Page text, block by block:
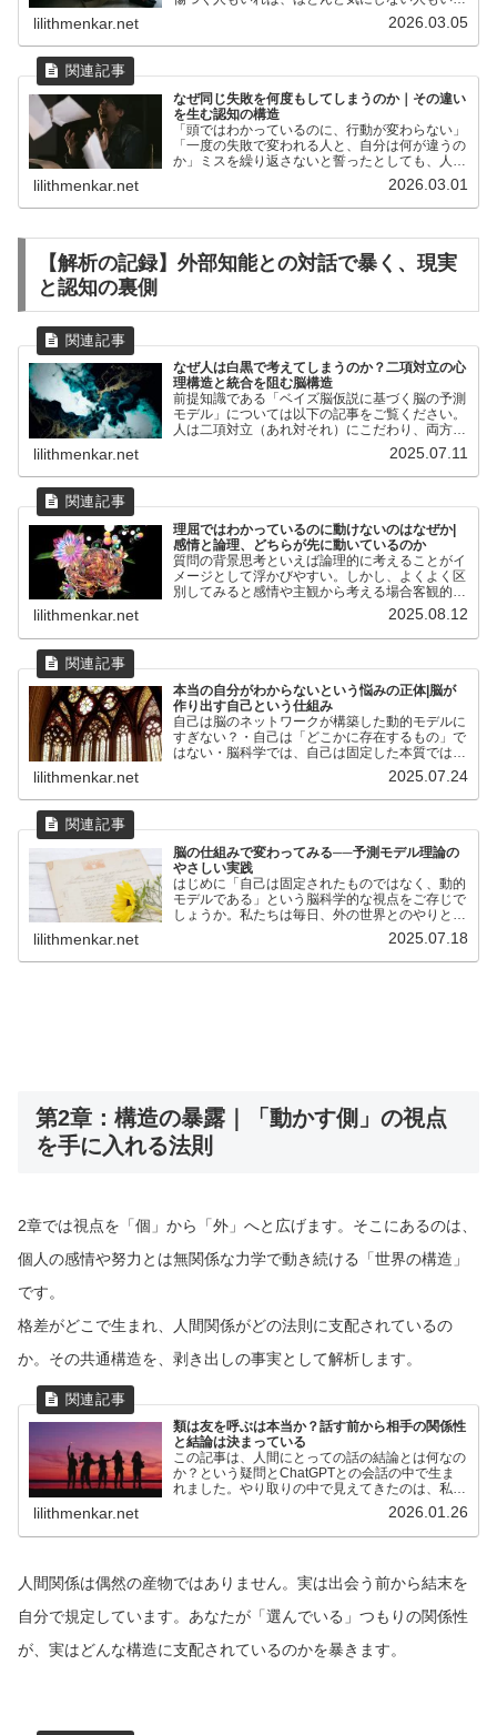
す。例えば、上司に少し強い口調で注意されたと
き、ある人は「自分はダメな人間だ」と何日も落
ち込んでしまいます。...
lilithmenkar.net 2026.03.05
なぜ同じ失敗を何度もしてしまうのか｜その違い
を生む認知の構造
「頭ではわかっているのに、行動が変わらない」
「一度の失敗で変われる人と、自分は何が違うの
か」ミスを繰り返さないと誓ったとしても、人は
なぜ同じパターンに戻ってしまうのでしょうか？
lilithmenkar.net 2026.03.01
【解析の記録】外部知能との対話で暴く、現実
と認知の裏側
なぜ人は白黒で考えてしまうのか？二項対立の心
理構造と統合を阻む脳構造
前提知識である「ベイズ脳仮説に基づく脳の予測
モデル」については以下の記事をご覧ください。
人は二項対立（あれ対それ）にこだわり、両方を
包含する視点を保てないのか？脳が持つ予測モデ
ル（脳・社会・制度）が、“安定した一つの軸”に
依存しやすい構造に...
lilithmenkar.net 2025.07.11
理屈ではわかっているのに動けないのはなぜか|
感情と論理、どちらが先に動いているのか
質問の背景思考といえば論理的に考えることがイ
メージとして浮かびやすい。しかし、よくよく区
別してみると感情や主観から考える場合客観的な
正しさを重視して考える場合この2種類に分ける
ことが可能ではないだろうか。そういう点に着目
してChatGPTに...
lilithmenkar.net 2025.08.12
本当の自分がわからないという悩みの正体|脳が
作り出す自己という仕組み
自己は脳のネットワークが構築した動的モデルに
すぎない？・自己は「どこかに存在するもの」で
はない・脳科学では、自己は固定した本質ではな
く「動的で予測的なモデル」だと考えられてい
る。・脳のネットワーク（特にDMNなど）が、
過去の記憶や感情、他者...
lilithmenkar.net 2025.07.24
脳の仕組みで変わってみる──予測モデル理論の
やさしい実践
はじめに「自己は固定されたものではなく、動的
モデルである」という脳科学的な視点をご存じで
しょうか。私たちは毎日、外の世界とのやりとり
を通じて少しずつ自分自身を更新しています。逆
に言えば、「変わらないこと」にはリスクがあり
ます。変わることを面...
lilithmenkar.net 2025.07.18
第2章：構造の暴露｜「動かす側」の視点
を手に入れる法則
2章では視点を「個」から「外」へと広げます。そこにあるのは、
個人の感情や努力とは無関係な力学で動き続ける「世界の構造」
です。
格差がどこで生まれ、人間関係がどの法則に支配されているの
か。その共通構造を、剥き出しの事実として解析します。
類は友を呼ぶは本当か？話す前から相手の関係性
と結論は決まっている
この記事は、人間にとっての話の結論とは何なの
か？という疑問とChatGPTとの会話の中で生ま
れました。やり取りの中で見えてきたのは、私た
ちの人間関係は「運命」という不確定・曖昧なも
のではなく、自分が作り出した主観的な「物語」
という意識的に変えられるものによって再構築可
lilithmenkar.net 2026.01.26
人間関係は偶然の産物ではありません。実は出会う前から結末を
自分で規定しています。あなたが「選んでいる」つもりの関係性
が、実はどんな構造に支配されているのかを暴きます。